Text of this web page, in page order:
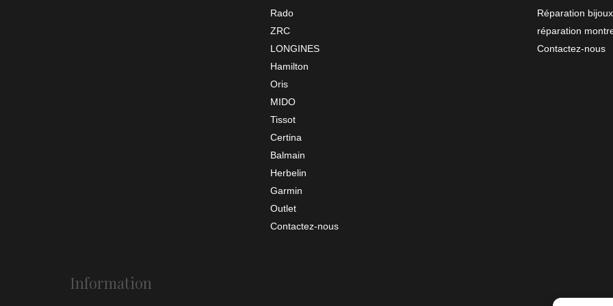
Rado
ZRC
LONGINES
Hamilton
Oris
MIDO
Tissot
Certina
Balmain
Herbelin
Garmin
Outlet
Contactez-nous
Réparation
réparation
Contactez-nous
Information